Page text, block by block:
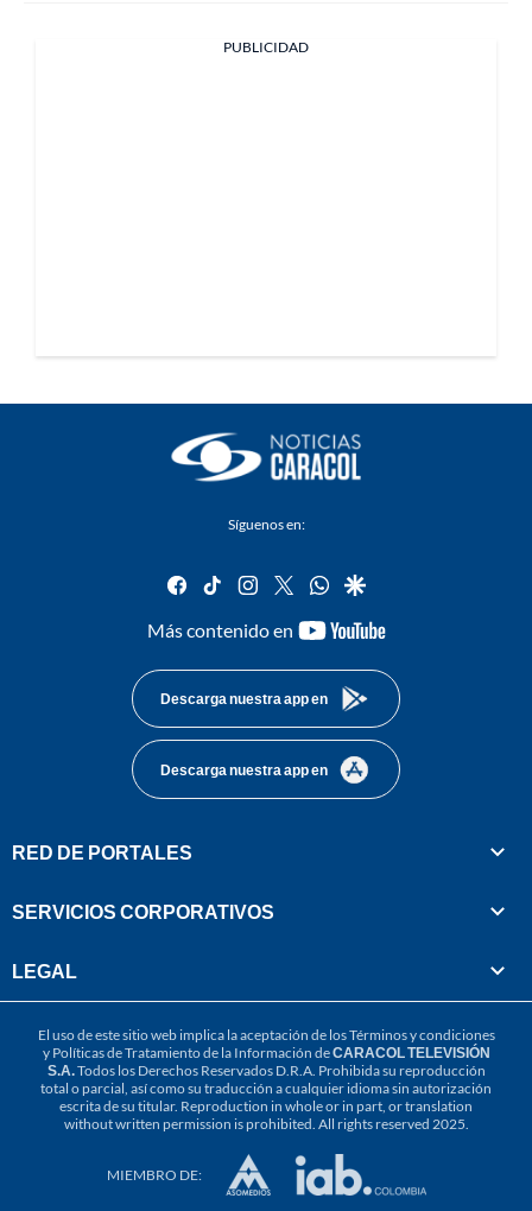
PUBLICIDAD
Síguenos en:
facebook
tiktok instagram
twitterwhatsapp
google
Más contenido en
youtube-
Descarga nuestra app en
Descarga nuestra app en
RED DE PORTALES
SERVICIOS CORPORATIVOS
LEGAL
El uso de este sitio web implica la aceptación de losTérminos y condiciones
y Políticas de Tratamiento de la Información deCARACOL TELEVISIÓN
S.A.Todos los Derechos Reservados D.R.A. Prohibida su reproducción
total o parcial, así como su traducción a cualquier idioma sin autorización
escrita de su titular. Reproduction in whole or in part, or translation
without written permission is prohibited. All rights reserved 2025.
MIEMBRO DE: